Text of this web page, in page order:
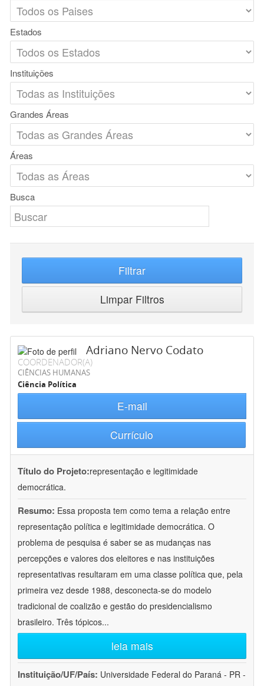
Estados
Instituições
Grandes Áreas
Áreas
Busca
Filtrar
Limpar Filtros
Adriano Nervo Codato
COORDENADOR(A)
CIÊNCIAS HUMANAS
Ciência Política
E-mail
Currículo
Título do Projeto:representação e legitimidade
democrática.
Resumo: Essa proposta tem como tema a relação entre
representação política e legitimidade democrática. O
problema de pesquisa é saber se as mudanças nas
percepções e valores dos eleitores e nas instituições
representativas resultaram em uma classe política que, pela
primeira vez desde 1988, desconecta-se do modelo
tradicional de coalizão e gestão do presidencialismo
brasileiro. Três tópicos...
leia mais
Instituição/UF/País: Universidade Federal do Paraná - PR -